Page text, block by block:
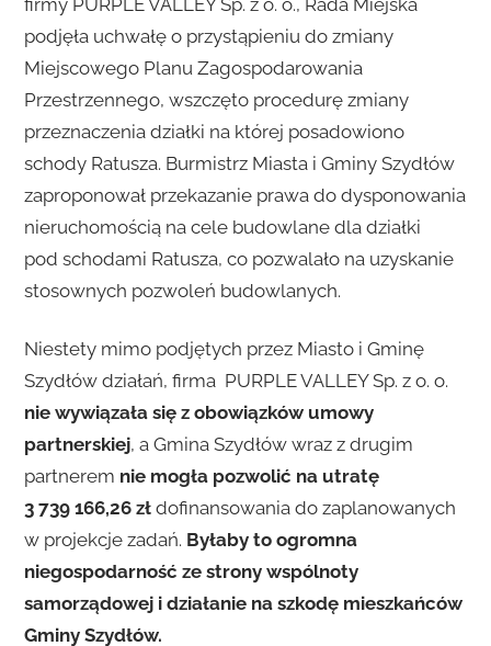
firmy PURPLE VALLEY Sp. z o. o., Rada Miejska
podjęła uchwałę o przystąpieniu do zmiany
Miejscowego Planu Zagospodarowania
Przestrzennego, wszczęto procedurę zmiany
przeznaczenia działki na której posadowiono
schody Ratusza. Burmistrz Miasta i Gminy Szydłów
zaproponował przekazanie prawa do dysponowania
nieruchomością na cele budowlane dla działki
pod schodami Ratusza, co pozwalało na uzyskanie
stosownych pozwoleń budowlanych.
Niestety mimo podjętych przez Miasto i Gminę
Szydłów działań, firma PURPLE VALLEY Sp. z o. o.
nie wywiązała się z obowiązków umowy
partnerskiej, a Gmina Szydłów wraz z drugim
partnerem nie mogła pozwolić na utratę
3 739 166,26 złdofinansowania do zaplanowanych
w projekcje zadań. Byłaby to ogromna
niegospodarność ze strony wspólnoty
samorządowej i działanie na szkodę mieszkańców
Gminy Szydłów.